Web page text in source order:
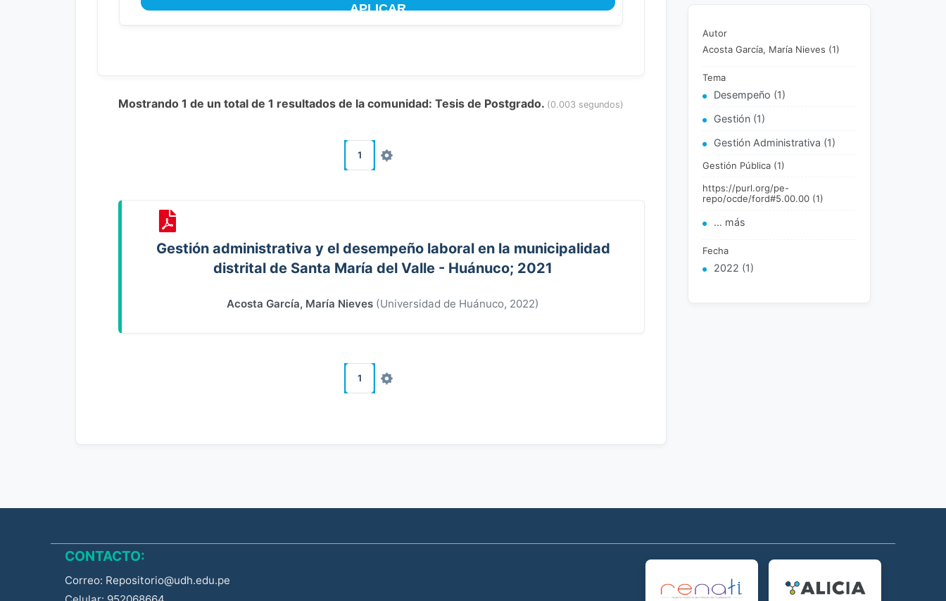
Mostrando 1 de un total de 1 resultados de la comunidad: Tesis de Postgrado. (0.003 segundos)
1
Gestión administrativa y el desempeño laboral en la municipalidad
distrital de Santa María del Valle - Huánuco; 2021
Acosta García, María Nieves (Universidad de Huánuco, 2022)
1
Autor
Acosta García, María Nieves (1)
Tema
Desempeño (1)
Gestión (1)
Gestión Administrativa (1)
Gestión Pública (1)
https://purl.org/pe-
repo/ocde/ford#5.00.00 (1)
... más
Fecha
2022 (1)
CONTACTO:
Correo: Repositorio@udh.edu.pe